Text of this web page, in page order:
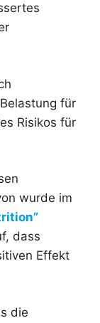
für
Risikos für
wurde im
dass
Effekt
die